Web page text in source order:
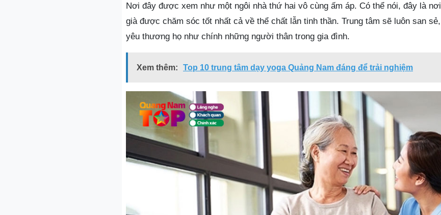
Nơi đây được xem như một ngôi nhà thứ hai vô cùng ấm áp. Có thể nói, đây là
già được chăm sóc tốt nhất cả về thể chất lẫn tinh thần. Trung tâm sẽ luôn san
yêu thương họ như chính những người thân trong gia đình.
Xem thêm: Top 10 trung tâm dạy yoga Quảng Nam đáng để trải nghiệm